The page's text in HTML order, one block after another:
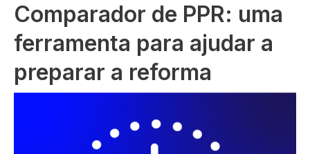
Comparador de PPR: uma
ferramenta para ajudar a
preparar a reforma